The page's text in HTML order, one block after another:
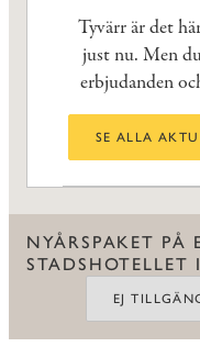
Tyvärr är det
just nu. Men
erbjudanden
SE ALLA
NYÅRSPAKET PÅ
STADSHOTELLET
EJ